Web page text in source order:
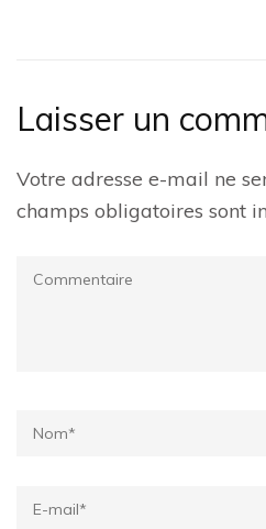
Laisser un
Votre adresse e-mail ne
champs obligatoires sont
Commentaire
Name*
Email*